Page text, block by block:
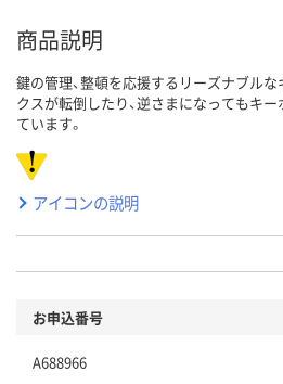
商品説明
鍵の管理、整頓を応援するリーズナブル
クスが転倒したり、逆さまになってもキ
ています。
アイコンの説明
お申込番号
A688966